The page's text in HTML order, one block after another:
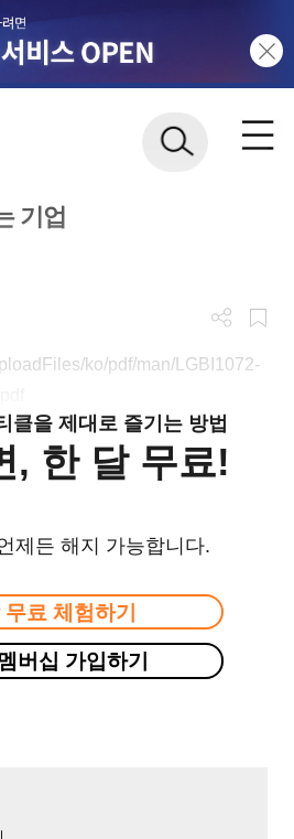
기업
ko/pdf/man/LGBI1072-
클을 제대로 즐기는 방법
, 한 달 무료!
제든 해지 가능합니다.
료 체험하기
버십 가입하기